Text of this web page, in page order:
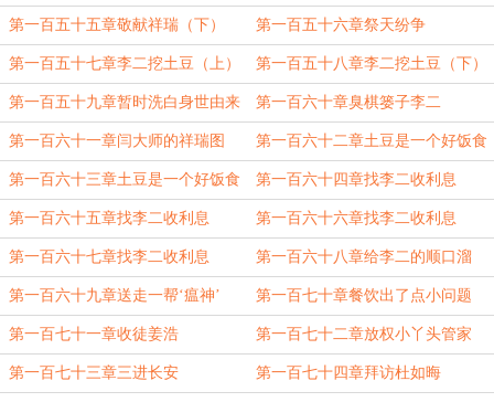
第一百五十五章敬献祥瑞（下） 第一百五十六章祭天纷争
第一百五十七章李二挖土豆（上） 第一百五十八章李二挖土豆（下）
第一百五十九章暂时洗白身世由来 第一百六十章臭棋篓子李二
第一百六十一章闫大师的祥瑞图 第一百六十二章土豆是一个好饭食
（上）
第一百六十三章土豆是一个好饭食
（下）
第一百六十四章找李二收利息
（上）
第一百六十五章找李二收利息
（中）
第一百六十六章找李二收利息
（下）
第一百六十七章找李二收利息
（完）
第一百六十八章给李二的顺口溜
第一百六十九章送走一帮‘瘟神’ 第一百七十章餐饮出了点小问题
第一百七十一章收徒姜浩 第一百七十二章放权小丫头管家
第一百七十三章三进长安 第一百七十四章拜访杜如晦